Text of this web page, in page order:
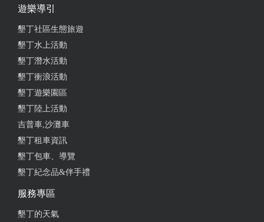
機車+接送價格很划算，機車狀況佳， 接送時間都很
遊樂導引
墾丁社區生態旅遊
墾丁水上活動
墾丁潛水活動
墾丁衝浪活動
墾丁遊樂園區
墾丁陸上活動
吉普車,沙灘車
墾丁租車資訊
墾丁包車、導覽
墾丁紀念品&伴手禮
服務專區
墾丁的天氣